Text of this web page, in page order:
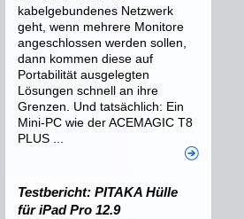
kabelgebundenes Netzwerk
geht, wenn mehrere Monitore
angeschlossen werden sollen,
dann kommen diese auf
Portabilität ausgelegten
Lösungen schnell an ihre
Grenzen. Und tatsächlich: Ein
Mini-PC wie der ACEMAGIC T8
PLUS ...
Testbericht: PITAKA Hülle
für iPad Pro 12.9